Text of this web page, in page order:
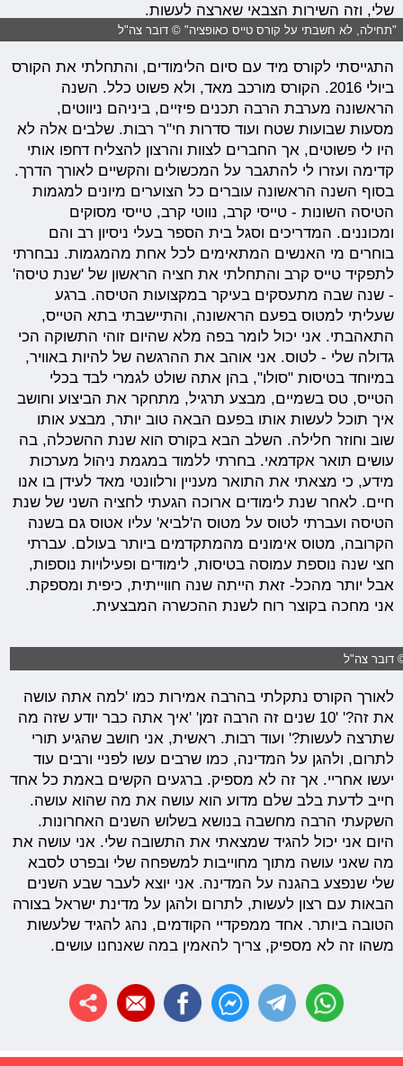
שלי, וזה השירות הצבאי שארצה לעשות.
"תחילה, לא חשבתי על קורס טייס כאופציה" © דובר צה"ל
התגייסתי לקורס מיד עם סיום הלימודים, והתחלתי את הקורס
ביולי 2016. הקורס מורכב מאד, ולא פשוט כלל. השנה
הראשונה מערבת הרבה תכנים פיזיים, ביניהם ניווטים,
מסעות שבועות שטח ועוד סדרות חי"ר רבות. שלבים אלה לא
היו לי פשוטים, אך החברים לצוות והרצון להצליח דחפו אותי
קדימה ועזרו לי להתגבר על המכשולים והקשיים לאורך הדרך.
בסוף השנה הראשונה עוברים כל הצוערים מיונים למגמות
הטיסה השונות - טייסי קרב, נווטי קרב, טייסי מסוקים
ומכוננים. המדריכים וסגל בית הספר בעלי ניסיון רב והם
בוחרים מי האנשים המתאימים לכל אחת מהמגמות. נבחרתי
לתפקיד טייס קרב והתחלתי את חציה הראשון של 'שנת טיסה'
- שנה שבה מתעסקים בעיקר במקצועות הטיסה. ברגע
שעליתי למטוס בפעם הראשונה, והתיישבתי בתא הטייס,
התאהבתי. אני יכול לומר בפה מלא שהיום זוהי התשוקה הכי
גדולה שלי - לטוס. אני אוהב את ההרגשה של להיות באוויר,
במיוחד בטיסות "סולו", בהן אתה שולט לגמרי לבד בכלי
הטייס, טס בשמיים, מבצע תרגיל, מתחקר את הביצוע וחושב
איך תוכל לעשות אותו בפעם הבאה טוב יותר, מבצע אותו
שוב וחוזר חלילה. השלב הבא בקורס הוא שנת ההשכלה, בה
עושים תואר אקדמאי. בחרתי ללמוד במגמת ניהול מערכות
מידע, כי מצאתי את התואר מעניין ורלוונטי מאד לעידן בו אנו
חיים. לאחר שנת לימודים ארוכה הגעתי לחציה השני של שנת
הטיסה ועברתי לטוס על מטוס ה'לביא' עליו אטוס גם בשנה
הקרובה, מטוס אימונים מהמתקדמים ביותר בעולם. עברתי
חצי שנה נוספת עמוסה בטיסות, לימודים ופעילויות נוספות,
אבל יותר מהכל- זאת הייתה שנה חווייתית, כיפית ומספקת.
אני מחכה בקוצר רוח לשנת ההכשרה המבצעית.
דובר צה"ל
לאורך הקורס נתקלתי בהרבה אמירות כמו 'למה אתה עושה
את זה?' '10 שנים זה הרבה זמן' 'איך אתה כבר יודע שזה מה
שתרצה לעשות?' ועוד רבות. ראשית, אני חושב שהגיע תורי
לתרום, ולהגן על המדינה, כמו שרבים עשו לפניי ורבים עוד
יעשו אחריי. אך זה לא מספיק. ברגעים הקשים באמת כל אחד
חייב לדעת בלב שלם מדוע הוא עושה את מה שהוא עושה.
השקעתי הרבה מחשבה בנושא בשלוש השנים האחרונות.
היום אני יכול להגיד שמצאתי את התשובה שלי. אני עושה את
מה שאני עושה מתוך מחוייבות למשפחה שלי ובפרט לסבא
שלי שנפצע בהגנה על המדינה. אני יוצא לעבר שבע השנים
הבאות עם רצון לעשות, לתרום ולהגן על מדינת ישראל בצורה
הטובה ביותר. אחד ממפקדיי הקודמים, נהג להגיד שלעשות
משהו זה לא מספיק, צריך להאמין במה שאנחנו עושים.